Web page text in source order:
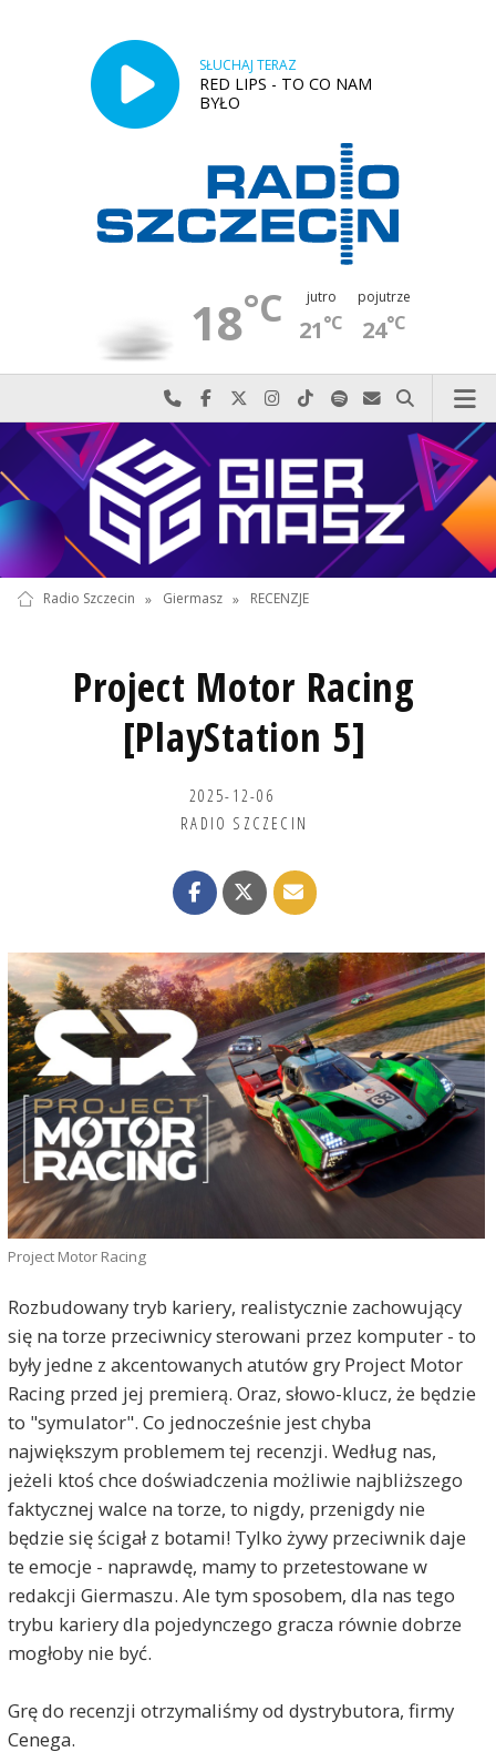
SŁUCHAJ TERAZ
RED LIPS - TO CO NAM
BYŁO
18°C jutro
21°C
pojutrze
24°C
Najlepiej po prostu do nas zadzwoń
Odwiedź nas na Facebook-u
Odwiedź nas na X
Odwiedź nas na Instagram-ie
Odwiedź nas na TikTok-u
Szukaj nas na Spotify
Wyślij do nas
Szukaj
Radio Szczecin » Giermasz » RECENZJE
Project Motor Racing
[PlayStation 5]
2025-12-06
RADIO SZCZECIN
Project Motor Racing
Rozbudowany tryb kariery, realistycznie zachowujący
się na torze przeciwnicy sterowani przez komputer - to
były jedne z akcentowanych atutów gry Project Motor
Racing przed jej premierą. Oraz, słowo-klucz, że będzie
to "symulator". Co jednocześnie jest chyba
największym problemem tej recenzji. Według nas,
jeżeli ktoś chce doświadczenia możliwie najbliższego
faktycznej walce na torze, to nigdy, przenigdy nie
będzie się ścigał z botami! Tylko żywy przeciwnik daje
te emocje - naprawdę, mamy to przetestowane w
redakcji Giermaszu. Ale tym sposobem, dla nas tego
trybu kariery dla pojedynczego gracza równie dobrze
mogłoby nie być.
Grę do recenzji otrzymaliśmy od dystrybutora, firmy
Cenega.